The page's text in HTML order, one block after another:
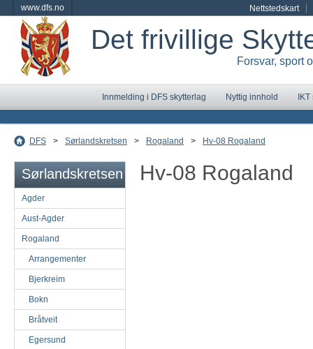
www.dfs.no Nettstedskart
Det frivillige
Forsvar, sport
Innmelding i DFS skytterlag Nyttig innhold
DFS > Sørlandskretsen > Rogaland > Hv-08 Rogaland
Sørlandskretsen
Agder
Aust-Agder
Rogaland
Arrangementer
Bjerkreim
Bokn
Bråtveit
Egersund
Hv-08 Rogaland